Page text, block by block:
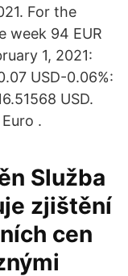
For the
week 94 EUR
1, 2021:
USD-0.06%:
USD.
.
Služba
zjištění
cen